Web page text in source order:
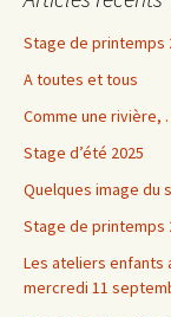
Stage de printemps
A toutes et tous
Comme une rivière,
Stage d’été 2025
Quelques image du
Stage de printemps
Les ateliers enfants
mercredi 11